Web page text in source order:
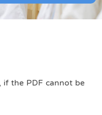
if the PDF cannot be